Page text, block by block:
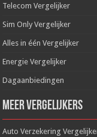
Telecom Vergelijker
Sim Only Vergelijker
Alles in één Vergelijker
Energie Vergelijker
Dagaanbiedingen
Meer Vergelijkers
Auto Verzekering